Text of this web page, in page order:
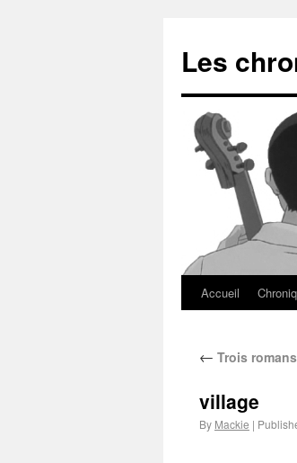
Les
Accueil
← Trois
village
By Mackie |